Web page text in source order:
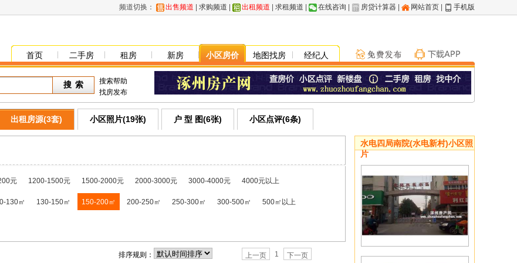
频道切换： 出售频道 求购频道 出租频道 求租频道 在线咨询 房贷计算器 网站首页 手机版
首页 二手房 租房 新房 小区房价 地图找房 经纪人
搜索帮助
找房发布
出租房源(3套) 小区照片(19张) 户 型 图(6张) 小区点评(6条)
元 1200-1500元 1500-2000元 2000-3000元 3000-4000元 4000元以上
130㎡ 130-150㎡ 150-200㎡ 200-250㎡ 250-300㎡ 300-500㎡ 500㎡以上
排序规则： 上一页 1 下一页
水电四局南院(水电新村)小区照
片